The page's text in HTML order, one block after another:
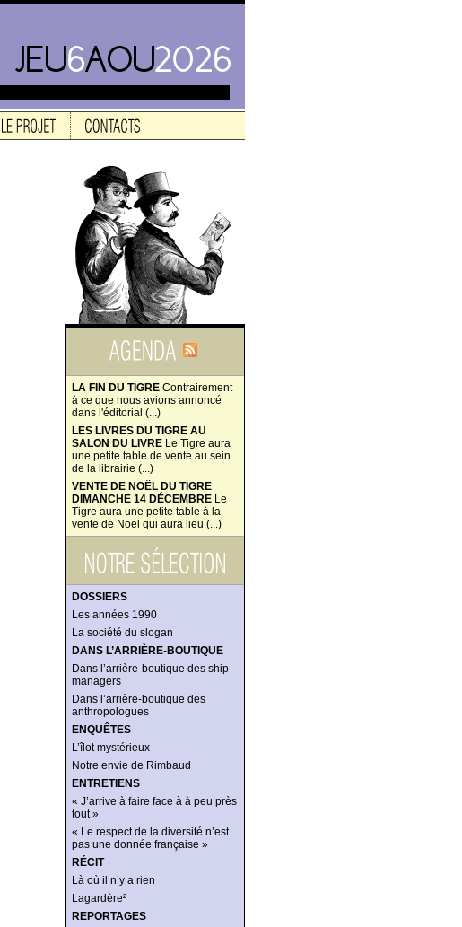
LA FIN DU TIGRE Contrairement
à ce que nous avions annoncé
dans l'éditorial (...)
LES LIVRES DU TIGRE AU
SALON DU LIVRE Le Tigre aura
une petite table de vente au sein
de la librairie (...)
VENTE DE NOËL DU TIGRE
DIMANCHE 14 DÉCEMBRE Le
Tigre aura une petite table à la
vente de Noël qui aura lieu (...)
DOSSIERS
Les années 1990
La société du slogan
DANS L’ARRIÈRE-BOUTIQUE
Dans l’arrière-boutique des ship
managers
Dans l’arrière-boutique des
anthropologues
ENQUÊTES
L’îlot mystérieux
Notre envie de Rimbaud
ENTRETIENS
« J’arrive à faire face à à peu près
tout »
« Le respect de la diversité n’est
pas une donnée française »
RÉCIT
Là où il n’y a rien
Lagardère²
REPORTAGES